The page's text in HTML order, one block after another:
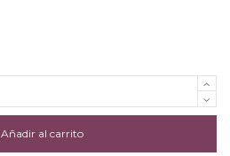
Añadir al carrito